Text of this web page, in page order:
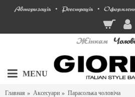
Авторизація • Реєстрація •
Жінкам
MENU
Главная Аксесуари Парасолька чоловіча